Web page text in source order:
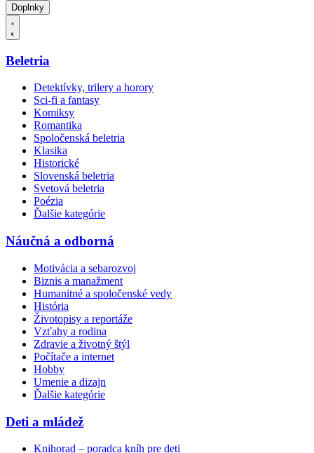
Doplnky
Beletria
Detektívky, trilery a horory
Sci-fi a fantasy
Komiksy
Romantika
Spoločenská beletria
Klasika
Historické
Slovenská beletria
Svetová beletria
Poézia
Ďalšie kategórie
Náučná a odborná
Motivácia a sebarozvoj
Biznis a manažment
Humanitné a spoločenské vedy
História
Životopisy a reportáže
Vzťahy a rodina
Zdravie a životný štýl
Počítače a internet
Hobby
Umenie a dizajn
Ďalšie kategórie
Deti a mládež
Knihorad – poradca kníh pre deti